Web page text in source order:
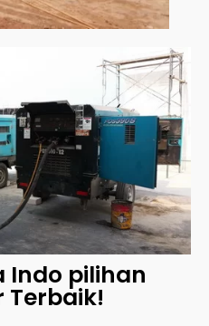
Indo pilihan
Terbaik!